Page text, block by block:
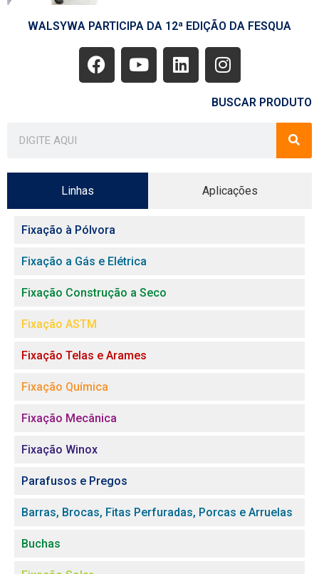
WALSYWA PARTICIPA DA 12ª EDIÇÃO DA FESQUA
BUSCAR PRODUTO
Linhas Aplicações
Fixação à Pólvora
Fixação a Gás e Elétrica
Fixação Construção a Seco
Fixação ASTM
Fixação Telas e Arames
Fixação Química
Fixação Mecânica
Fixação Winox
Parafusos e Pregos
Barras, Brocas, Fitas Perfuradas, Porcas e Arruelas
Buchas